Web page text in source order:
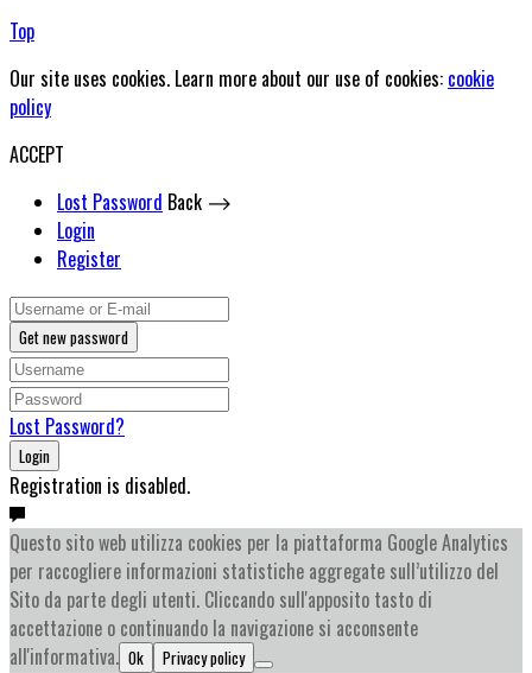
Top
Our site uses cookies. Learn more about our use of cookies: cookie
policy
ACCEPT
Lost Password Back ⟶
Login
Register
Get new password
Lost Password?
Login
Registration is disabled.
Questo sito web utilizza cookies per la piattaforma Google Analytics
per raccogliere informazioni statistiche aggregate sull’utilizzo del
Sito da parte degli utenti. Cliccando sull'apposito tasto di
accettazione o continuando la navigazione si acconsente
all'informativa. Ok Privacy policy